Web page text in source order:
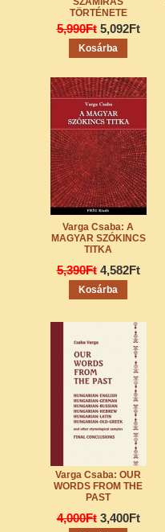
TÖRTÉNETE
5,990Ft 5,092Ft
Varga Csaba: A
MAGYAR SZÓKINCS
TITKA
5,390Ft 4,582Ft
Varga Csaba: OUR
WORDS FROM THE
PAST
4,000Ft 3,400Ft